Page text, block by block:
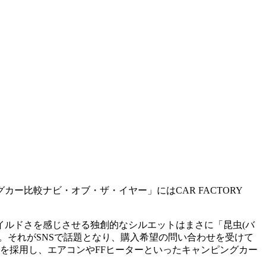
ー比較ナビ・オブ・ザ・イヤー」にはCAR FACTORY
ドさを感じさせる独創的なシルエットはまさに「昆虫(バ
れがSNSで話題となり、購入希望の問い合わせを受けて
採用し、エアコンやFFヒーターといったキャンピングカー